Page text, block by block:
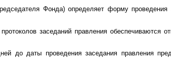
Фонда) определяет форму проведения
заседаний правления обеспечиваются
до даты проведения заседания правления